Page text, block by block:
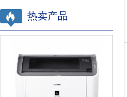
热卖产品